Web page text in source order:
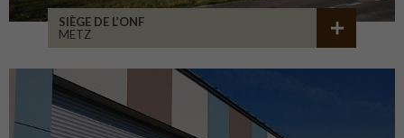
SIÈGE DE L’ONF
METZ